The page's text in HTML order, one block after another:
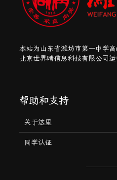
本站为山东省潍坊市第一中学
北京世界晴信息科技有限公司运
帮助和支持
关于这里
同学认证